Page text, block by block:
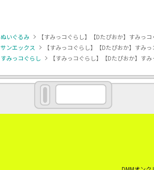
ぬいぐるみ
【すみっコぐらし】【Dたぴおか】すみっ
サンエックス
【すみっコぐらし】【Dたぴおか】すみ
すみっコぐらし 【すみっコぐらし】【Dたぴおか】す